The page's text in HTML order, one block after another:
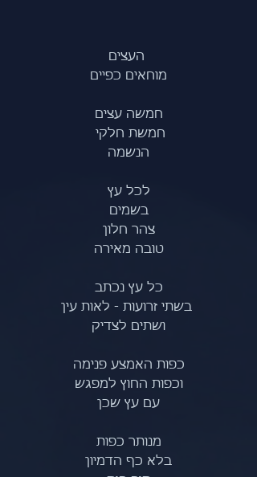
מוחאים כפיים
חמשה עצים
חמשת חלקי
הנשמה
לכל עץ
בשמים
צהר חלון
טובה מאירה
ושתים לצדיק
כפות האמצע פנימה
וכפות החוץ למפגש
עם עץ שכן
מנותר כפות
בלא כף הדמיון